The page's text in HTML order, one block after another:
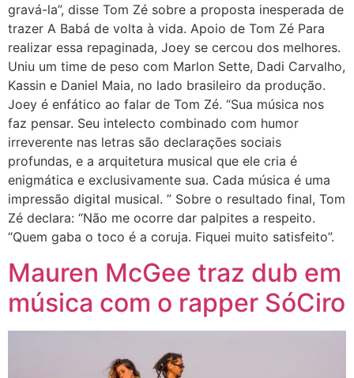
gravá-la”, disse Tom Zé sobre a proposta inesperada de
trazer A Babá de volta à vida. Apoio de Tom Zé Para
realizar essa repaginada, Joey se cercou dos melhores.
Uniu um time de peso com Marlon Sette, Dadi Carvalho,
Kassin e Daniel Maia, no lado brasileiro da produção.
Joey é enfático ao falar de Tom Zé. “Sua música nos
faz pensar. Seu intelecto combinado com humor
irreverente nas letras são declarações sociais
profundas, e a arquitetura musical que ele cria é
enigmática e exclusivamente sua. Cada música é uma
impressão digital musical. ” Sobre o resultado final, Tom
Zé declara: “Não me ocorre dar palpites a respeito.
“Quem gaba o toco é a coruja. Fiquei muito satisfeito”.
Mauren McGee traz dub em
música com o rapper SóCiro